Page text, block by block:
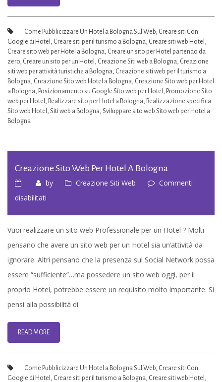
Come Pubblicizzare Un Hotel a Bologna Sul Web, Creare siti Con
Google di Hotel , Creare siti per il turismo a Bologna, Creare siti web Hotel ,
Creare sito web per Hotel a Bologna, Creare un sito per Hotel partendo da
zero, Creare un sito per un Hotel , Creazione Siti web a Bologna, Creazione
siti web per attività turistiche a Bologna, Creazione siti web per il turismo a
Bologna, Creazione Sito web Hotel a Bologna, Creazione Sito web per Hotel
a Bologna, Posizionamento su Google Sito web per Hotel , Promozione Sito
web per Hotel , Realizzare sito per Hotel a Bologna, Realizzazione specifica
Sito web Hotel , Siti web a Bologna, Sviluppare sito web Sito web per Hotel a
Bologna
Creazione Sito Web Per Hotel A Bologna
by Creazione Siti Web
Commenti
disabilitati
Sito
web
per
Hotel
a
Bologna
Vuoi realizzare un sito web Professionale per un Hotel ? Molti
pensano che avere un sito web per un Hotel sia un’attività da
ignorare. Altri pensano che la presenza sul Social Network possa
essere “sufficiente”…ma possedere un sito web oggi, per il
proprio Hotel, potrebbe essere un requisito molto importante. Si
pensi alla possibilità di
READ MORE
Come Pubblicizzare Un Hotel a Bologna Sul Web, Creare siti Con
Google di Hotel , Creare siti per il turismo a Bologna, Creare siti web Hotel ,